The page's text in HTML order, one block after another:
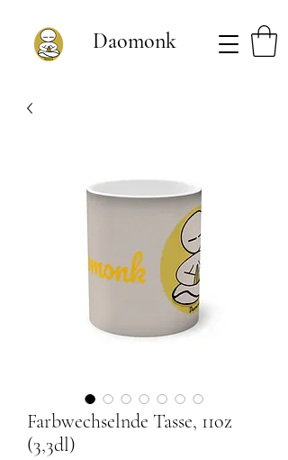
Daomonk
Farbwechselnde Tasse, 11oz
(3,3dl)